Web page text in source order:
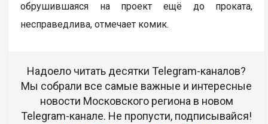
обрушившаяся на проект ещё до проката,
несправедлива, отмечает комик.
Надоело читать десятки Telegram-каналов?
Мы собрали все самые важные и интересные
новости Московского региона в новом
Telegram-канале. Не пропусти, подписывайся!